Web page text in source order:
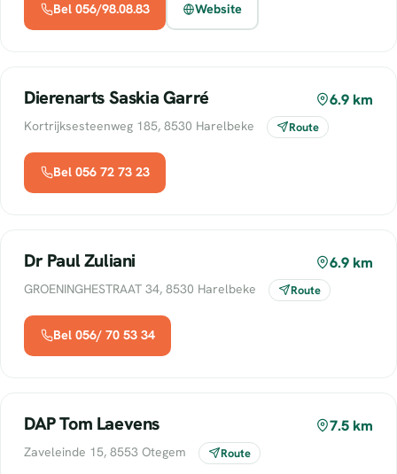
Bel 056/98.08.83 Website
Dierenarts Saskia Garré 6.9 km
Kortrijksesteenweg 185, 8530 Harelbeke Route
Bel 056 72 73 23
Dr Paul Zuliani 6.9 km
GROENINGHESTRAAT 34, 8530 Harelbeke Route
Bel 056/ 70 53 34
DAP Tom Laevens 7.5 km
Zaveleinde 15, 8553 Otegem Route